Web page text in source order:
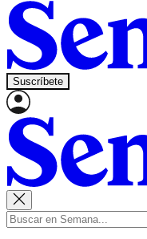
Suscríbete